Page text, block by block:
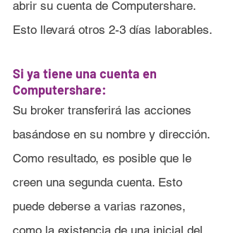
abrir su cuenta de Computershare.
Esto llevará otros 2-3 días laborables.
Si ya tiene una cuenta en
Computershare:
Su broker transferirá las acciones
basándose en su nombre y dirección.
Como resultado, es posible que le
creen una segunda cuenta. Esto
puede deberse a varias razones,
como la existencia de una inicial del